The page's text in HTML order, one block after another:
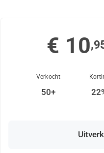
€ 10
Verkocht
50+